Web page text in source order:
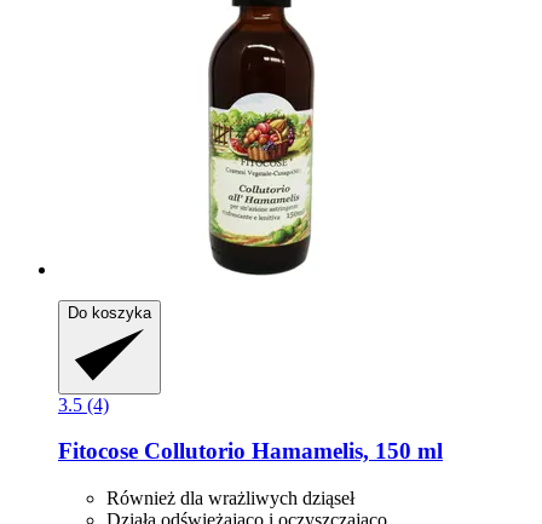
Do koszyka
3.5 (4)
Fitocose Collutorio Hamamelis, 150 ml
Również dla wrażliwych dziąseł